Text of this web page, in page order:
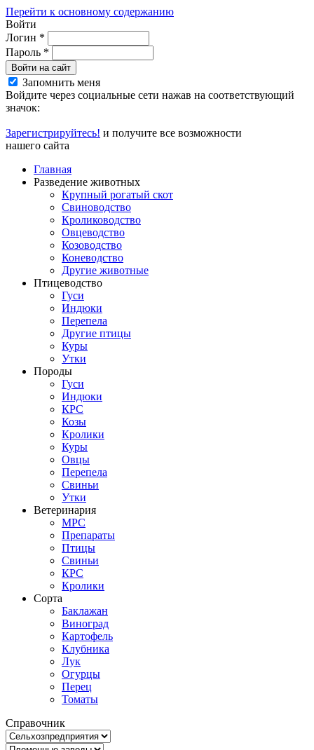
Перейти к основному содержанию
Войти
Логин *
Пароль *
Войти на сайт
Запомнить меня
Войдите через социальные сети нажав на соответствующий
значок:
Зарегистрируйтесь! и получите все возможности
нашего сайта
Главная
Разведение животных
Крупный рогатый скот
Свиноводство
Кролиководство
Овцеводство
Козоводство
Коневодство
Другие животные
Птицеводство
Гуси
Индюки
Перепела
Другие птицы
Куры
Утки
Породы
Гуси
Индюки
КРС
Козы
Кролики
Куры
Овцы
Перепела
Свиньи
Утки
Ветеринария
МРС
Препараты
Птицы
Свиньи
КРС
Кролики
Сорта
Баклажан
Виноград
Картофель
Клубника
Лук
Огурцы
Перец
Томаты
Справочник